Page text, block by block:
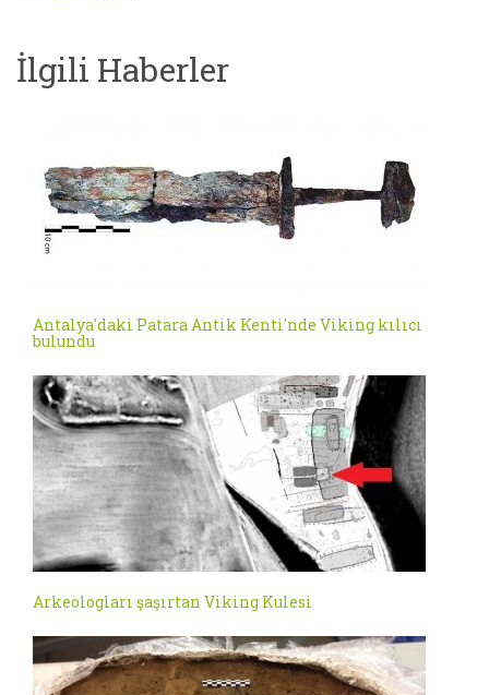
İlgili Haberler
Antalya'daki Patara Antik Kenti'nde Viking kılıcı
bulundu
Arkeologları şaşırtan Viking Kulesi